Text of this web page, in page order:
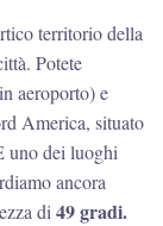
territorio della
Potete
aeroporto) e
America, situato
uno dei luoghi
ancora
di 49 gradi.